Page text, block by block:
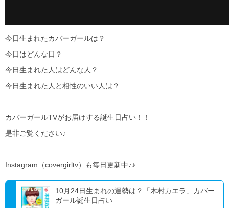
今日生まれたカバーガールは？
今日はどんな日？
今日生まれた人はどんな人？
今日生まれた人と相性のいい人は？
カバーガールTVがお届けする誕生日占い！！
是非ご覧ください♪
Instagram（covergirltv）も毎日更新中♪♪
10月24日生まれの運勢は？「木村カエラ」カバー
ガール誕生日占い